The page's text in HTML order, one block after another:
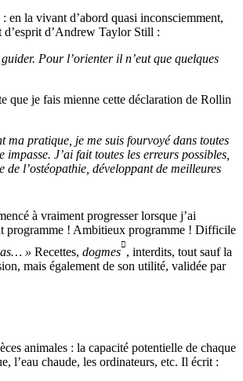
en la vivant d’abord quasi inconsciemment,
d’esprit d’Andrew Taylor Still :
Pour l’orienter il n’eut que quelques
que je fais mienne cette déclaration de Rollin
ma pratique, je me suis fourvoyé dans toutes
J’ai fait toutes les erreurs possibles,
l’ostéopathie, développant de meilleures
à vraiment progresser lorsque j’ai
programme ! Ambitieux programme ! Difficile
» Recettes, dogmes

, interdits, tout sauf la
mais également de son utilité, validée par
animales : la capacité potentielle de chaque
l’eau chaude, les ordinateurs, etc. Il écrit :